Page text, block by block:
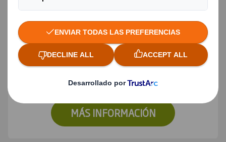
Soluciones de Packaging
Abre la puerta a lo último en la
MÁS INFORMACIÓN